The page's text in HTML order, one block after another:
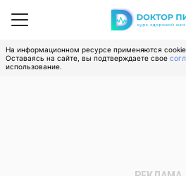
На информационном ресурсе применяются
Оставаясь на сайте, вы подтверждаете свое
использование.